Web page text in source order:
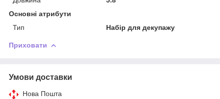
Основні атрибути
Тип
Набір для декупажу
Приховати
Умови доставки
Нова Пошта